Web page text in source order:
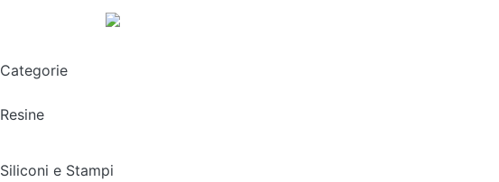
Categorie
Resine
Siliconi e Stampi